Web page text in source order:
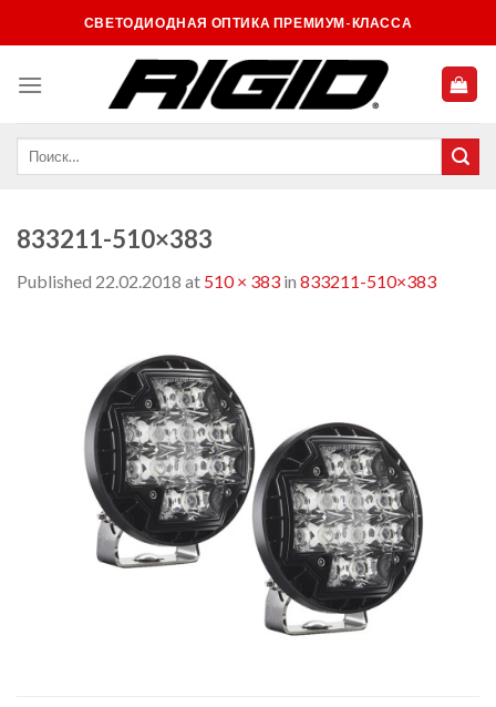
to
СВЕТОДИОДНАЯ ОПТИКА ПРЕМИУМ-КЛАССА
833211-510×383
Published 22.02.2018 at 510 × 383 in 833211-510×383